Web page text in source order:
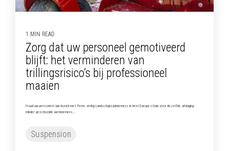
1 MIN READ
Zorg dat uw personeel gemotiveerd
blijft: het verminderen van
trillingsrisico’s bij professioneel
maaien
Houd uw personeel aan boord met Ferris vering Landschapsaannemers in heel Europa staan voor dezelfde uitdaging:
minder geschoolde werknemers...
Suspension